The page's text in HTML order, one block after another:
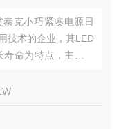
克小巧紧凑电源日
技术的企业，其LED
命为特点，主要应
置及点灯电源的设